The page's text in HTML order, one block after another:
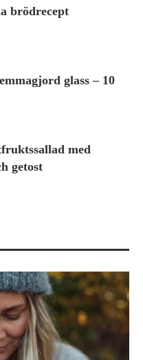
brödrecept
glass – 10
med
getost